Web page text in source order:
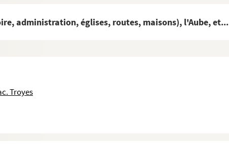
administration, églises, routes, maisons), l'Aube, et...
Troyes